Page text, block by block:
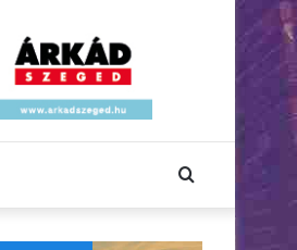
Keresés: